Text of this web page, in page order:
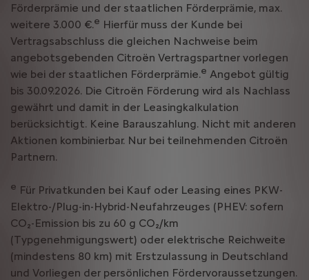
Förderprämie und der staatlichen Förderprämie, max.
weitere 3.000 €.e Hierfür muss der Kunde bei
Vertragsabschluss die gleichen Nachweise beim
angebotsgebenden Citroën Vertragspartner vorlegen
wie bei der staatlichen Förderprämie.e Angebot gültig
bis 30.09.2026. Die Citroën Förderung wird als Nachlass
gewährt und damit in der Leasingkalkulation
berücksichtigt. Keine Barauszahlung. Nicht mit anderen
Aktionen kombinierbar. Nur bei teilnehmenden Citroën
Partnern.
e Für Privatkunden bei Kauf oder Leasing eines PKW-
Elektro-/Plug-in-Hybrid-Neufahrzeuges (PHEV: sofern
CO₂-Emission bis zu 60 g CO₂/km
(Typgenehmigungswert) oder elektrische Reichweite
(mindestens 80 km) mit Erstzulassung in Deutschland
und Vorliegen der persönlichen Fördervoraussetzungen.